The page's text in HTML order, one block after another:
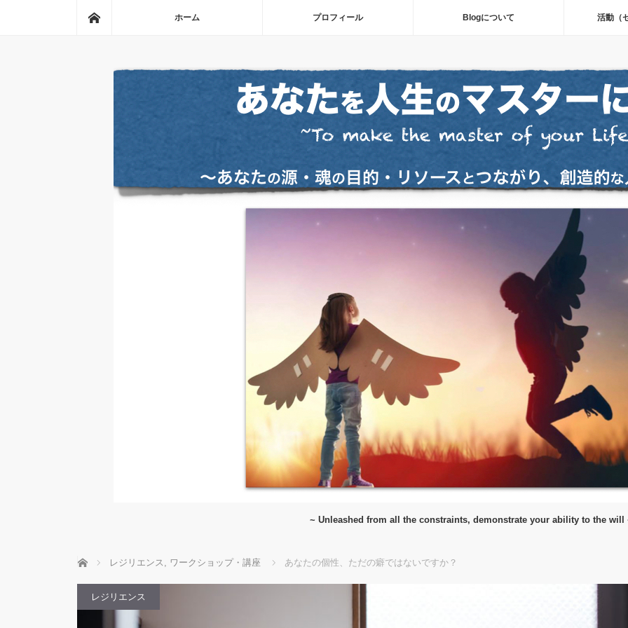
ホーム プロフィール Blogについて 活動（
~ Unleashed from all the constraints, demonstrate your ability to the will
ホーム レジリエンス , ワークショップ・講座 あなたの個性、ただの癖ではないですか？
レジリエンス